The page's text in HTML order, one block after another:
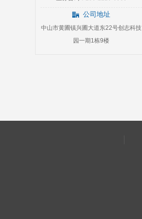
公司地址
中山市黄圃镇兴圃大道东22号创志科技
园一期1栋9楼